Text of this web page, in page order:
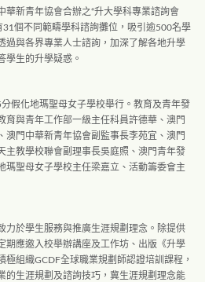
華新青年協會合辦之“升大學科專業諮詢會
31個不同範疇學科諮詢攤位，吸引逾500名學
過與各界專業人士諮詢，加深了解各地升學
學生的升學疑惑。
假化地瑪聖母女子學校舉行。教育及青年發
育與青年工作部一級主任科員許德華、澳門
澳門中華新青年協會副監事長李苑宜、澳門
主教學校聯會副理事長吳庭照、澳門青年發
瑪聖母女子學校主任梁嘉立、活動籌委會主
力於學生服務與推廣生涯規劃理念。除提供
期應邀入校舉辦講座及工作坊、出版《升學
組織GCDF全球職業規劃師認證培訓課程，
的生涯規劃及諮詢技巧，冀生涯規劃理念能